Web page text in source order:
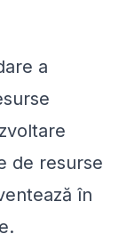
a
de resurse
în